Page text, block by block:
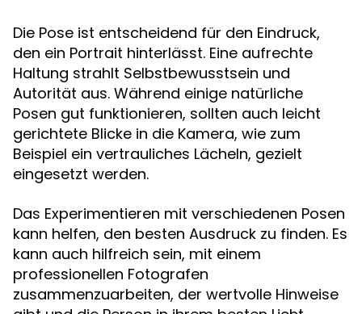
Die Pose ist entscheidend für den Eindruck,
den ein Portrait hinterlässt. Eine aufrechte
Haltung strahlt Selbstbewusstsein und
Autorität aus. Während einige natürliche
Posen gut funktionieren, sollten auch leicht
gerichtete Blicke in die Kamera, wie zum
Beispiel ein vertrauliches Lächeln, gezielt
eingesetzt werden.
Das Experimentieren mit verschiedenen Posen
kann helfen, den besten Ausdruck zu finden. Es
kann auch hilfreich sein, mit einem
professionellen Fotografen
zusammenzuarbeiten, der wertvolle Hinweise